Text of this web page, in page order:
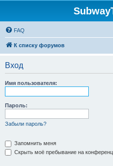
FAQ
К списку форумов
Вход
Имя пользователя:
Пароль:
Забыли пароль?
Запомнить меня
Скрыть моё пребывание на